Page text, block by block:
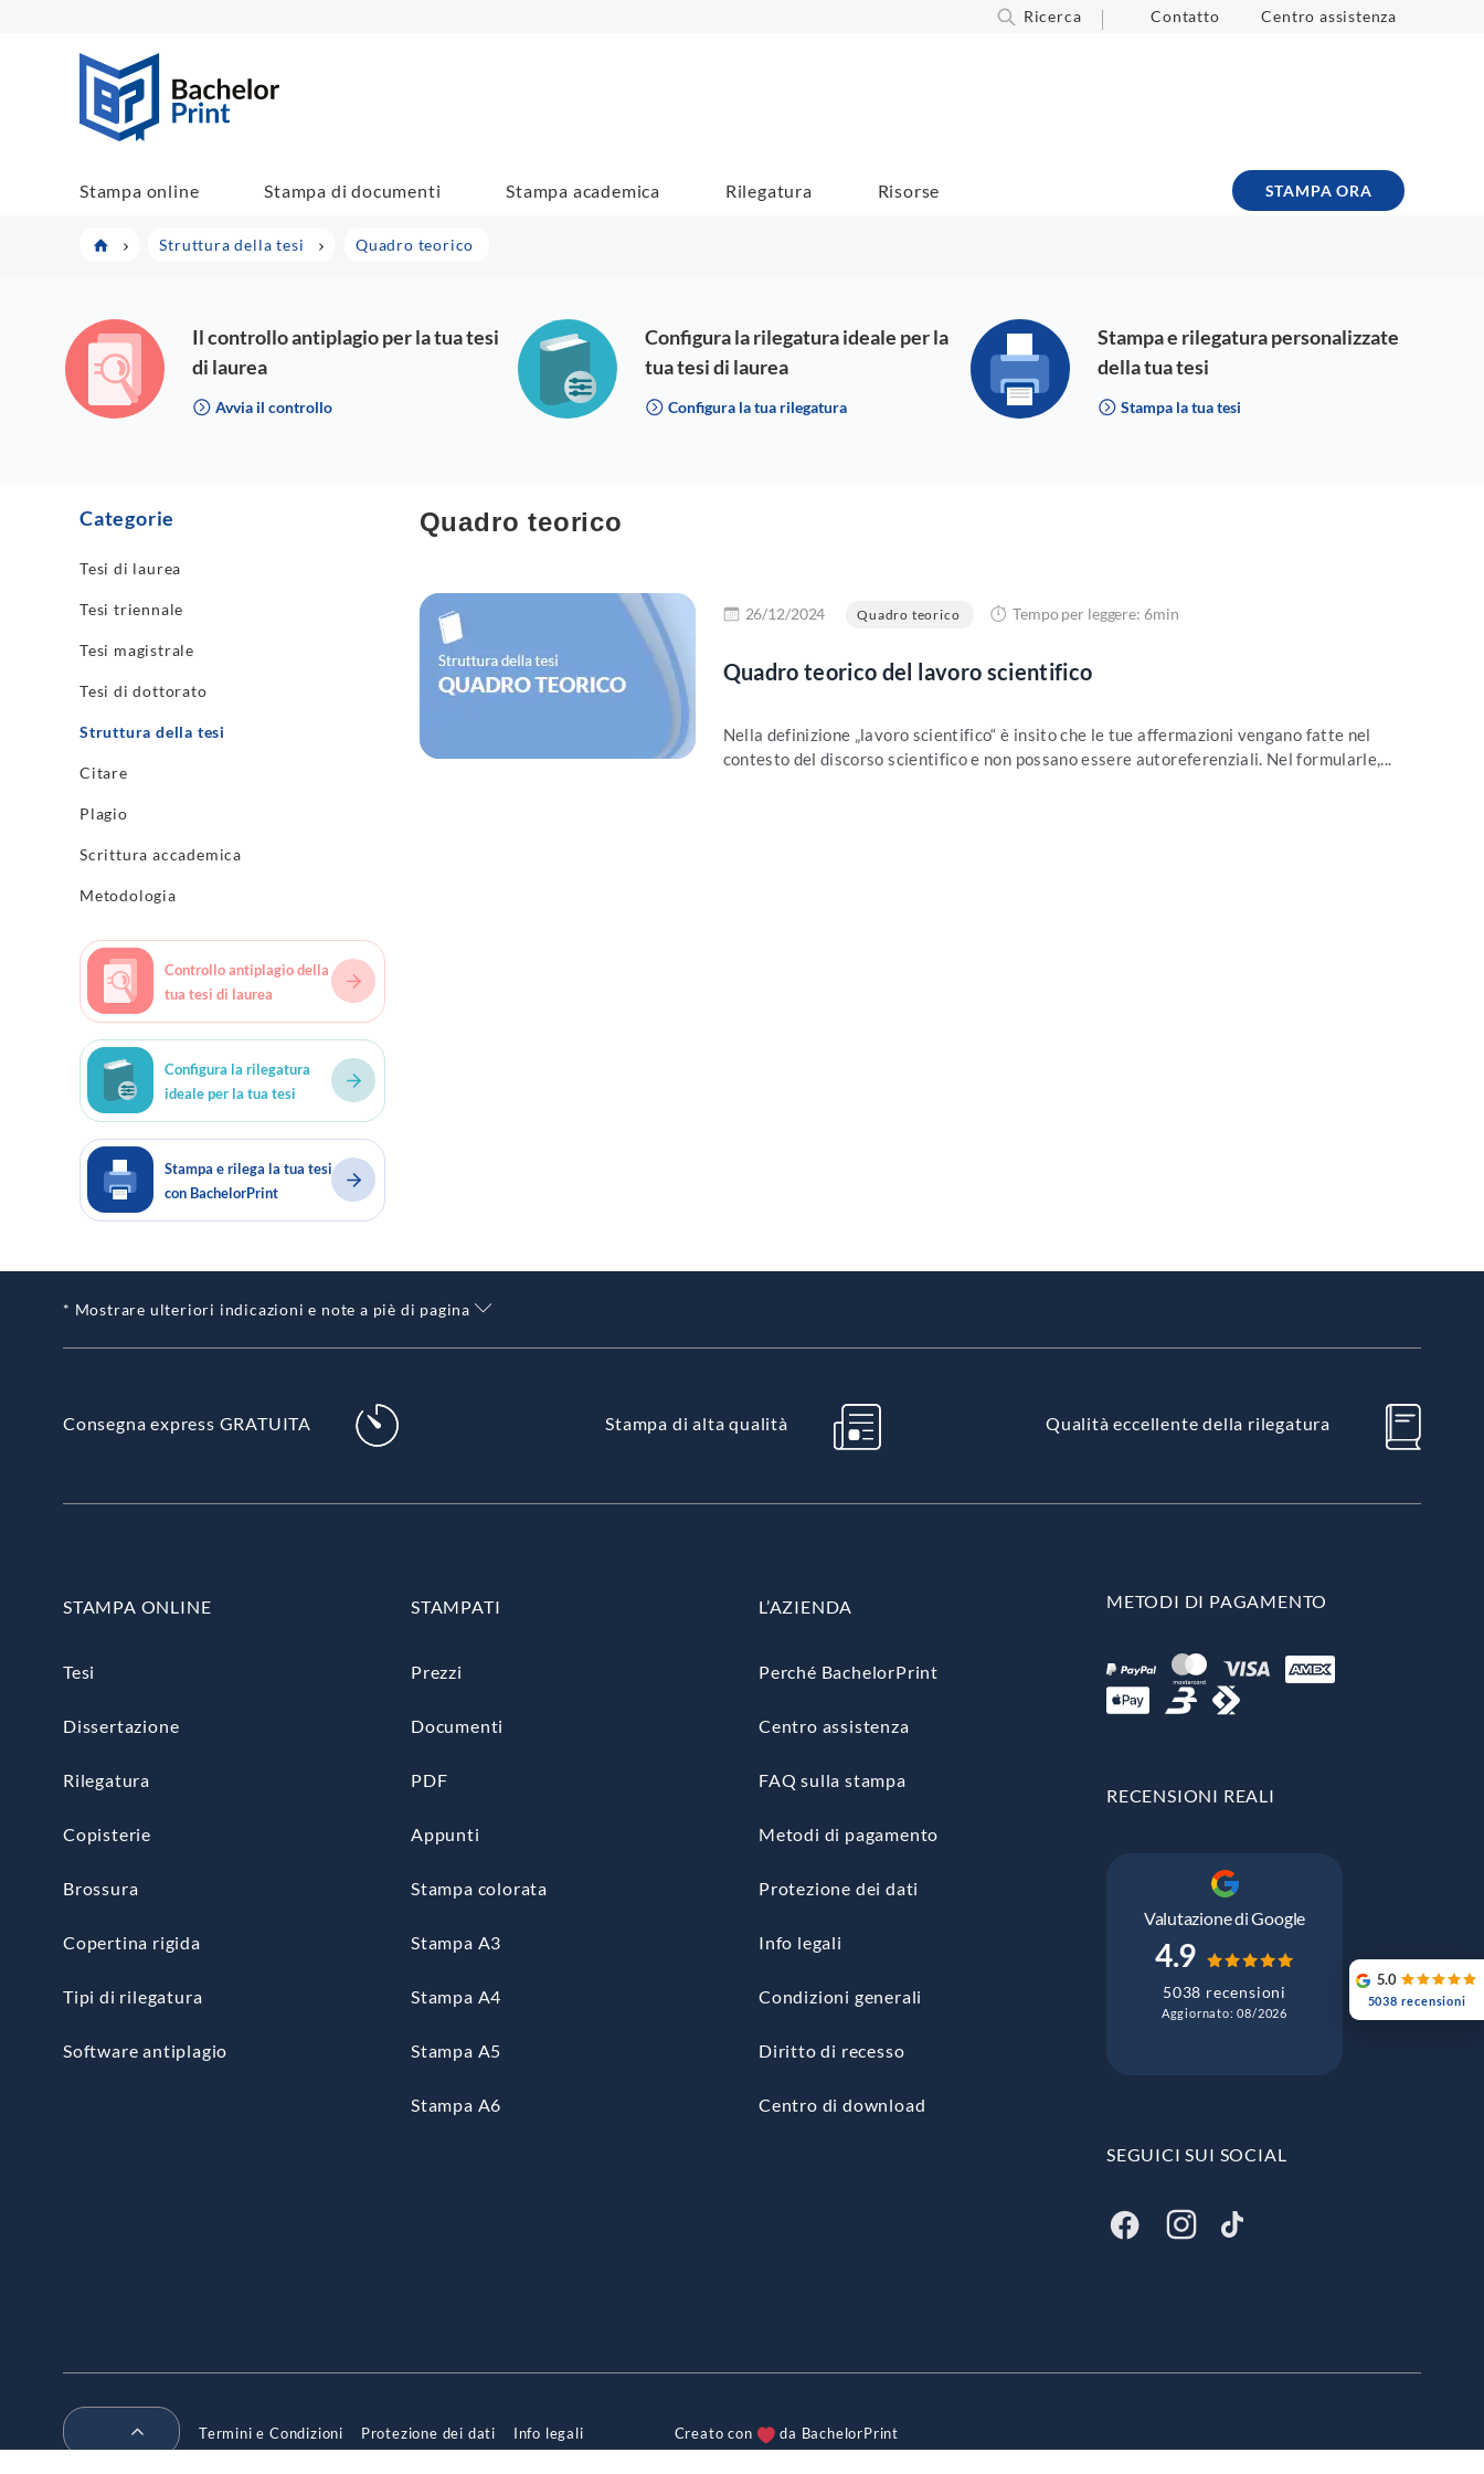
Ricerca Contatto Centro assistenza
Stampa online Stampa di documenti Stampa academica Rilegatura Risorse STAMPA ORA
Struttura della tesi Quadro teorico
Il controllo antiplagio per la tua tesi
di laurea
Avvia il controllo
Configura la rilegatura ideale per la
tua tesi di laurea
Configura la tua rilegatura
Stampa e rilegatura personalizzate
della tua tesi
Stampa la tua tesi
Categorie
Tesi di laurea
Tesi triennale
Tesi magistrale
Tesi di dottorato
Struttura della tesi
Citare
Plagio
Scrittura accademica
Metodologia
Controllo antiplagio della
tua tesi di laurea
Configura la rilegatura
ideale per la tua tesi
Stampa e rilega la tua tesi
con BachelorPrint
Quadro teorico
Scopri di più 26/12/2024 Quadro teorico Tempo per leggere: 6min
Quadro teorico del lavoro scientifico
Nella definizione „lavoro scientifico“ è insito che le tue affermazioni vengano fatte nel
contesto del discorso scientifico e non possano essere autoreferenziali. Nel formularle,...
* Mostrare ulteriori indicazioni e note a piè di pagina
Consegna express GRATUITA Stampa di alta qualità Qualità eccellente della rilegatura
STAMPA ONLINE
Tesi
Dissertazione
Rilegatura
Copisterie
Brossura
Copertina rigida
Tipi di rilegatura
Software antiplagio
STAMPATI
Prezzi
Documenti
PDF
Appunti
Stampa colorata
Stampa A3
Stampa A4
Stampa A5
Stampa A6
L’AZIENDA
Perché BachelorPrint
Centro assistenza
FAQ sulla stampa
Metodi di pagamento
Protezione dei dati
Info legali
Condizioni generali
Diritto di recesso
Centro di download
METODI DI PAGAMENTO
RECENSIONI REALI
Valutazione di Google
4.9
5038 recensioni
Aggiornato: 08/2026
SEGUICI SUI SOCIAL
Termini e Condizioni Protezione dei dati Info legali Creato con da BachelorPrint
5.0
5038 recensioni